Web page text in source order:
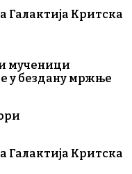
Галактија Критска
мученици
у бездану мржње
Галактија Критска